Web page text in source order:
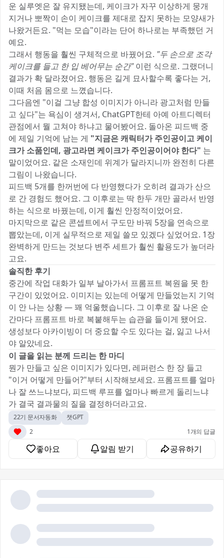
운 실루엣은 잘 유지됐는데, 케이크가 자꾸 이상하게 뭉개
지거나 뽀짝이 손이 케이크를 제대로 잡지 못하는 모양새가
나왔거든요. "먹는 모습"이라는 단어 하나로는 부족했던 거
예요.
그래서 행동을 훨씬 구체적으로 바꿨어요. "두 손으로 조각
케이크를 들고 한 입 베어무는 순간"이런 식으로. 그랬더니
결과가 확 달라졌어요. 행동은 길게 묘사할수록 좋다는 거,
이때 처음 몸으로 느꼈습니다.
그다음엔 "이걸 그냥 합성 이미지가 아니라 광고처럼 만들
고 싶다"는 욕심이 생겨서, ChatGPT한테 아예 아트디렉터
관점에서 뭘 고쳐야 하냐고 물어봤어요. 돌아온 피드백 중
에 제일 기억에 남는 게 "지금은 캐릭터가 주인공이고 케이
크가 소품인데, 광고라면 케이크가 주인공이어야 한다" 는
말이었어요. 같은 소재인데 위계가 달라지니까 완전히 다른
그림이 나왔습니다.
피드백 5개를 한꺼번에 다 반영했다가 오히려 결과가 산으
로 간 경험도 했어요. 그 이후로는 딱 한두 개만 골라서 반영
하는 식으로 바꿨는데, 이게 훨씬 안정적이었어요.
마지막으로 같은 콘셉트에서 구도만 바꿔 5장을 연속으로
뽑았는데, 이게 실무적으로 제일 쓸모 있겠다 싶었어요. 1장
완벽하게 만드는 것보다 변주 세트가 훨씬 활용도가 높더라
고요.
솔직한 후기
중간에 작업 대화가 일부 날아가서 프롬프트 복원을 못 한
구간이 있었어요. 이미지는 있는데 어떻게 만들었는지 기억
이 안 나는 상황 — 꽤 억울했습니다. 그 이후로 잘 나온 순
간마다 프롬프트 바로 복붙해두는 습관을 들이게 됐어요.
생성보다 아카이빙이 더 중요할 수도 있다는 걸, 잃고 나서
야 알았네요.
이 글을 읽는 분께 드리는 한 마디
뭔가 만들고 싶은 이미지가 있다면, 레퍼런스 한 장 들고
"이거 어떻게 만들어?"부터 시작해보세요. 프롬프트를 얼마
나 잘 쓰느냐보다, 피드백 루프를 얼마나 빠르게 돌리느냐
가 결국 결과물의 질을 결정하더라고요.
22기 문서자동화
챗GPT
2
1개의 답글
좋아요 알림 받기 공유하기